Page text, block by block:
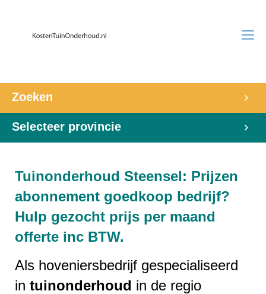
Zoeken
Selecteer provincie
Tuinonderhoud Steensel: Prijzen
abonnement goedkoop bedrijf?
Hulp gezocht prijs per maand
offerte inc BTW.
Als hoveniersbedrijf gespecialiseerd
in tuinonderhoud in de regio